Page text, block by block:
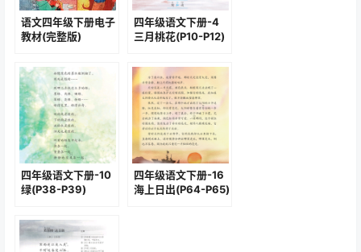
语文四年级下册电子
教材(完整版)
四年级语文下册-4
三月桃花(P10-P12)
四年级语文下册-10
绿(P38-P39)
四年级语文下册-16
海上日出(P64-P65)